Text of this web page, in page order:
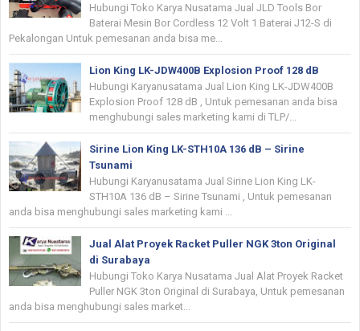
Hubungi Toko Karya Nusatama Jual JLD Tools Bor
Baterai Mesin Bor Cordless 12 Volt 1 Baterai J12-S di
Pekalongan Untuk pemesanan anda bisa me...
Lion King LK-JDW400B Explosion Proof 128 dB
Hubungi Karyanusatama Jual Lion King LK-JDW400B
Explosion Proof 128 dB , Untuk pemesanan anda bisa
menghubungi sales marketing kami di TLP/...
Sirine Lion King LK-STH10A 136 dB – Sirine
Tsunami
Hubungi Karyanusatama Jual Sirine Lion King LK-
STH10A 136 dB – Sirine Tsunami , Untuk pemesanan
anda bisa menghubungi sales marketing kami ...
Jual Alat Proyek Racket Puller NGK 3ton Original
di Surabaya
Hubungi Toko Karya Nusatama Jual Alat Proyek Racket
Puller NGK 3ton Original di Surabaya, Untuk pemesanan
anda bisa menghubungi sales market...